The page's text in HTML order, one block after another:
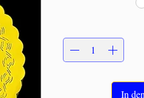
In